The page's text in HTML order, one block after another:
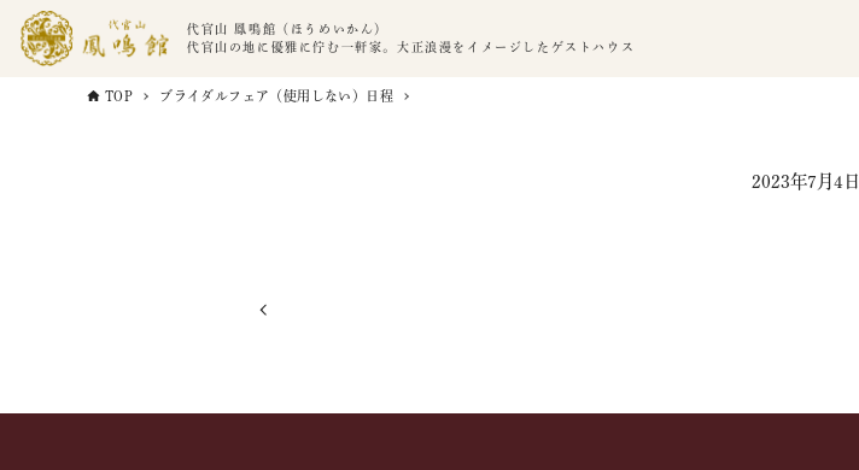
代官山 鳳鳴館（ほうめいかん）
代官山の地に優雅に佇む一軒家。大正浪漫をイメージしたゲストハウス
TOP ブライダルフェア（使用しない）日程
2023年7月4日